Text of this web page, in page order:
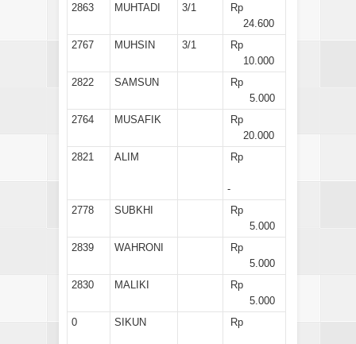
2863
MUHTADI 3/1
Rp
24.600
2767
MUHSIN 3/1
Rp
10.000
2822
SAMSUN
Rp
5.000
2764
MUSAFIK
Rp
20.000
2821
ALIM Rp
-
2778
SUBKHI
Rp
5.000
2839
WAHRONI
Rp
5.000
2830
MALIKI
Rp
5.000
0
SIKUN Rp